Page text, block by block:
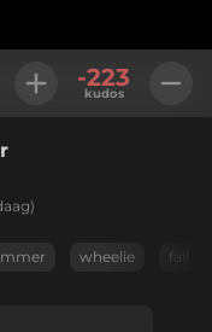
-223
kudos
wheelie fail